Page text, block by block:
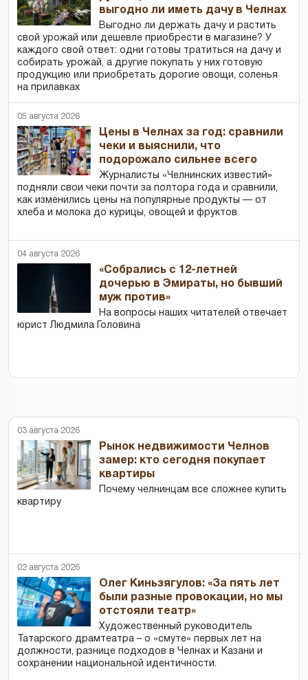
выгодно ли иметь дачу в Челнах
Выгодно ли держать дачу и растить
свой урожай или дешевле приобрести в магазине? У
каждого свой ответ: одни готовы тратиться на дачу и
собирать урожай, а другие покупать у них готовую
продукцию или приобретать дорогие овощи, соленья
на прилавках
05 августа 2026
Цены в Челнах за год: сравнили
чеки и выяснили, что
подорожало сильнее всего
Журналисты «Челнинских известий»
подняли свои чеки почти за полтора года и сравнили,
как изменились цены на популярные продукты — от
хлеба и молока до курицы, овощей и фруктов
04 августа 2026
«Собрались с 12-летней
дочерью в Эмираты, но бывший
муж против»
На вопросы наших читателей отвечает
юрист Людмила Головина
03 августа 2026
Рынок недвижимости Челнов
замер: кто сегодня покупает
квартиры
Почему челнинцам все сложнее купить
квартиру
02 августа 2026
Олег Киньзягулов: «За пять лет
были разные провокации, но мы
отстояли театр»
Художественный руководитель
Татарского драмтеатра – о «смуте» первых лет на
должности, разнице подходов в Челнах и Казани и
сохранении национальной идентичности.